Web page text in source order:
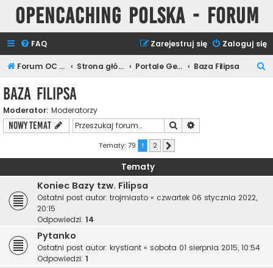
Opencaching Polska - Forum
FAQ Zaloguj się
Zarejestruj się
Forum OC PL Strona główna Portale Geocachingowe Baza Filipsa
Baza Filipsa
Moderator: Moderatorzy
NOWY TEMAT Szukaj
Tematy: 79 1 2
Tematy
Koniec Bazy tzw. Filipsa
Ostatni post autor: trojmiasto « czwartek 06 stycznia 2022,
20:15
Odpowiedzi: 14
Pytanko
Ostatni post autor: krystiant « sobota 01 sierpnia 2015, 10:54
Odpowiedzi: 1